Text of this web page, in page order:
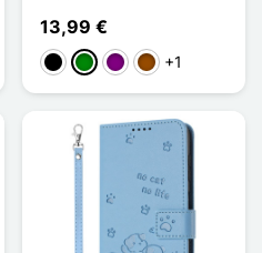
13,99 €
Schwarz
GrünViolettBraun
+1